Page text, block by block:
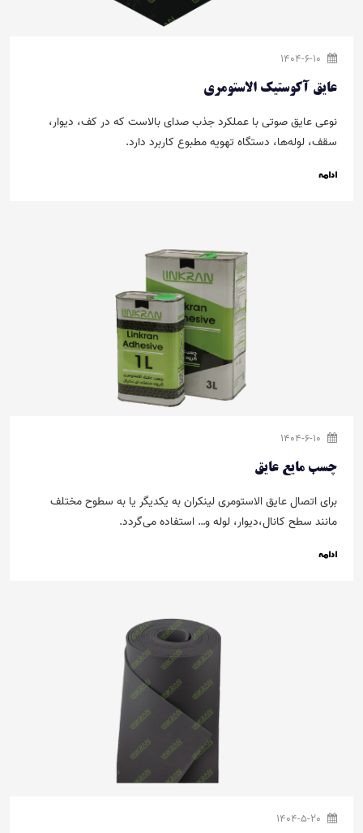
عایق آکوستیک الاستومری
نوعی عایق صوتی با عملکرد جذب صدای بالاست که در کف، دیوار،
سقف، لوله‌ها، دستگاه‌ تهویه مطبوع کاربرد دارد.
ادامه
چسب مایع عایق
برای اتصال عایق الاستومری لینکران به یکدیگر یا به سطوح مختلف
مانند سطح کانال،دیوار، لوله و… استفاده می­‌گردد.
ادامه